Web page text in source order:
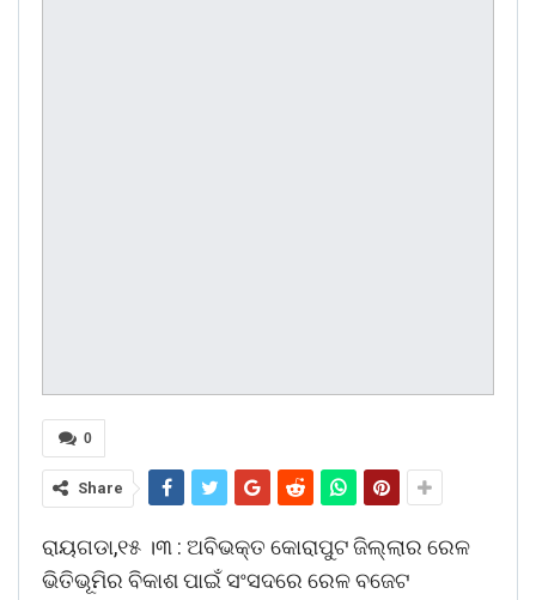
0
Share
ରାୟଗଡା,୧୫ ।୩ : ଅବିଭକ୍ତ କୋରାପୁଟ ଜିଲ୍ଲାର ରେଳ
ଭିତିଭୂମିର ବିକାଶ ପାଇଁ ସଂସଦରେ ରେଳ ବଜେଟ